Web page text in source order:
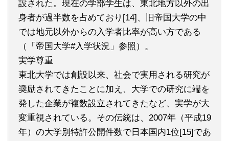
設された。現在の学部学生は、東北地方以外の出
身者が過半数を占めており[14]、旧帝国大学の中
では地元以外からの入学者比率が高い方である
（「帝国大学#入学状況」参照）。
実学尊重
東北大学では創設以来、社会で実用される研究が
奨励されてきたことに加え、大学での研究に端を
発した企業が複数設立されてきたなど、実学が大
変重視されている。その伝統は、2007年（平成19
年）の大学別特許公開件数で日本国内1位[15]であ